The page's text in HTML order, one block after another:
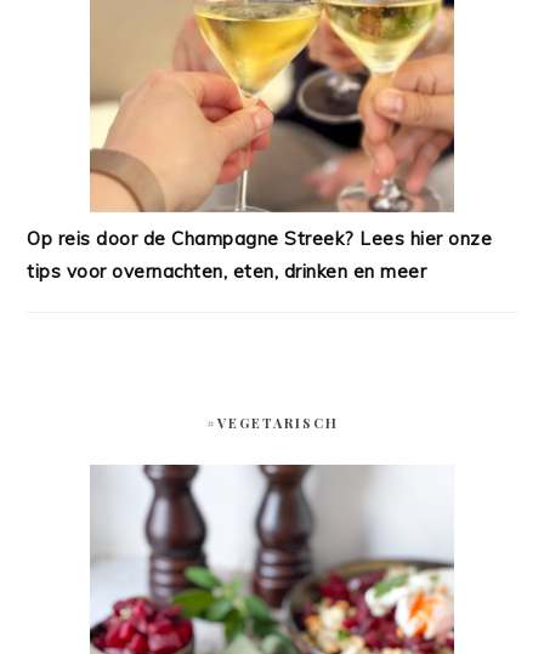
Op reis door de Champagne Streek? Lees hier onze
tips voor overnachten, eten, drinken en meer
#VEGETARISCH